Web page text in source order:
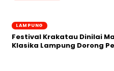
LAMPUNG
Festival Krakatau Dinilai
Klasika Lampung Dorong